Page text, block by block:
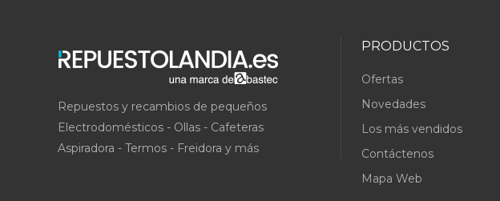
Repuestos y recambios de pequeños
Electrodomésticos - Ollas - Cafeteras
Aspiradora - Termos - Freidora y más
PRODUCTOS
Ofertas
Novedades
Los más vendidos
Contáctenos
Mapa Web